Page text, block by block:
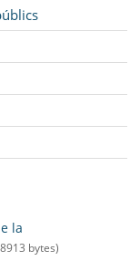
la
bytes)